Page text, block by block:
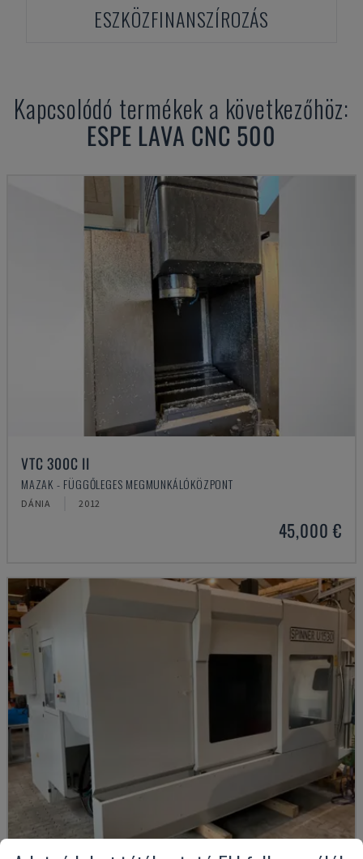
ESZKÖZFINANSZÍROZÁS
Kapcsolódó termékek a következőhöz:
ESPE LAVA CNC 500
VTC 300C II
MAZAK - FÜGGŐLEGES MEGMUNKÁLÓKÖZPONT
DÁNIA 2012
45,000 €